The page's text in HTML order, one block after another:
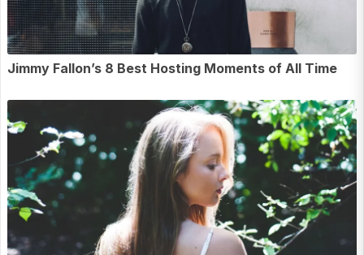
Jimmy Fallon’s 8 Best Hosting Moments of All Time